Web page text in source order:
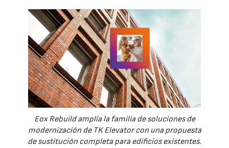
Eox Rebuild amplía la familia de soluciones de
modernización de TK Elevator con una propuesta
de sustitución completa para edificios existentes.